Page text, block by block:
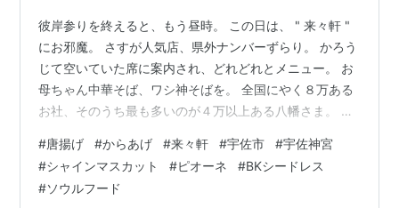
彼岸参りを終えると、もう昼時。 この日は、 " 来々軒 "
にお邪魔。 さすが人気店、県外ナンバーずらり。 かろう
じて空いていた席に案内され、どれどれとメニュー。 お
母ちゃん中華そば、ワシ神そばを。 全国にやく８万ある
お社、そのうち最も多いのが４万以上ある八幡さま。 そ
と共に二所宗廟と扱われていた。 お店が神級と推す稲庭
麺を使った恐れ多い神そば、食べたら口が腫れるかもね
(^^;; 単品で唐揚げも追加、一個一個がデカい！ 熱々ホコ
#唐揚げ #からあげ #来々軒 #宇佐市 #宇佐神宮
#シャインマスカット #ピオーネ #BKシードレス
#ソウルフード